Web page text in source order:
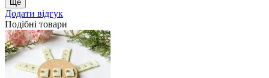
Ще
Додати відгук
Подібні товари